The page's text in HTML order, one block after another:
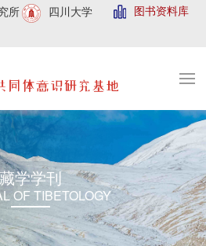
所 四川大学 图书资料库
藏学学刊
OF TIBETOLOGY